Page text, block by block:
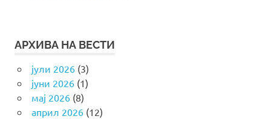
АРХИВА НА ВЕСТИ
јули 2026(3)
јуни 2026(1)
мај 2026(8)
април 2026(12)